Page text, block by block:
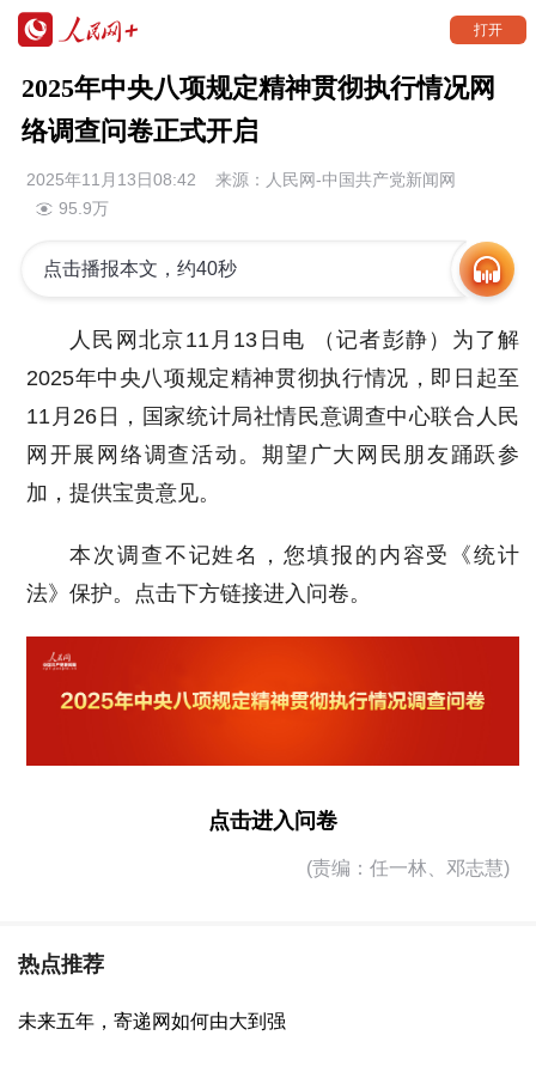
打开
2025年中央八项规定精神贯彻执行情况网
络调查问卷正式开启
2025年11月13日08:42 来源： 人民网-中国共产党新闻网
95.9万
点击播报本文，约40秒
人民网北京11月13日电 （记者彭静）为了解
2025年中央八项规定精神贯彻执行情况，即日起至
11月26日，国家统计局社情民意调查中心联合人民
网开展网络调查活动。期望广大网民朋友踊跃参
加，提供宝贵意见。
本次调查不记姓名，您填报的内容受《统计
法》保护。点击下方链接进入问卷。
点击进入问卷
(责编：任一林、邓志慧)
热点推荐
未来五年，寄递网如何由大到强